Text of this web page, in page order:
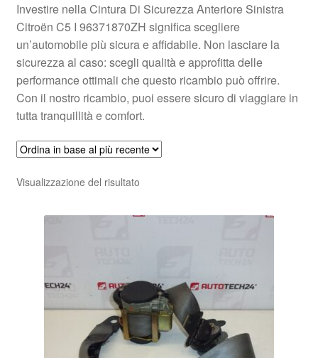
Investire nella Cintura Di Sicurezza Anteriore Sinistra
Citroën C5 I 96371870ZH significa scegliere
un’automobile più sicura e affidabile. Non lasciare la
sicurezza al caso: scegli qualità e approfitta delle
performance ottimali che questo ricambio può offrire.
Con il nostro ricambio, puoi essere sicuro di viaggiare in
tutta tranquillità e comfort.
Visualizzazione del risultato